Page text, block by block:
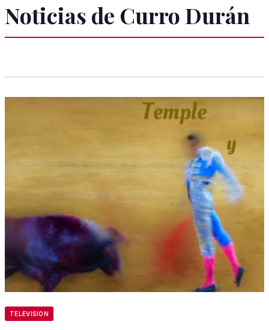
Noticias de Curro Durán
TELEVISION